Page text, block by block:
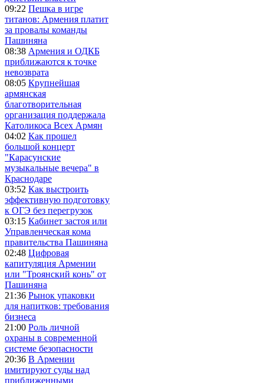
09:22 Пешка в игре
титанов: Армения платит
за провалы команды
Пашиняна
08:38 Армения и ОДКБ
приближаются к точке
невозврата
08:05 Крупнейшая
армянская
благотворительная
организация поддержала
Католикоса Всех Армян
04:02 Как прошел
большой концерт
"Карасунские
музыкальные вечера" в
Краснодаре
03:52 Как выстроить
эффективную подготовку
к ОГЭ без перегрузок
03:15 Кабинет застоя или
Управленческая кома
правительства Пашиняна
02:48 Цифровая
капитуляция Армении
или "Троянский конь" от
Пашиняна
21:36 Рынок упаковки
для напитков: требования
бизнеса
21:00 Роль личной
охраны в современной
системе безопасности
20:36 В Армении
имитируют суды над
приближенными